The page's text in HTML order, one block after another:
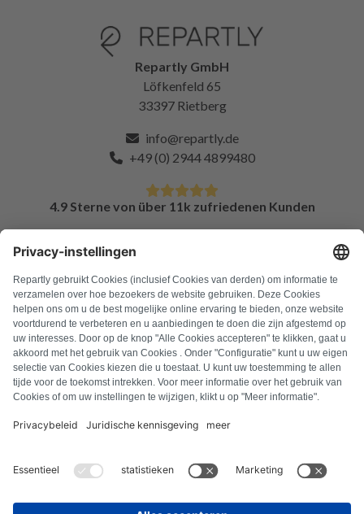
Repartly GmbH
Löfkenfeld 65
33397 Rietberg
info@repartly.de
+49 (0) 2944 4899480
4.9 Sterne von über 11k zufriedenen Kunden
FAQ
Alle Fehlercodes
Über uns
Presse
Impressum
AGB
Cookie-Richtlinie